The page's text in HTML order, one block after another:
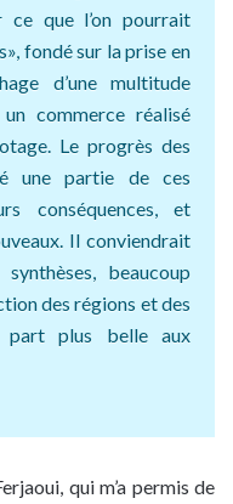
ce que l’on pourrait
fondé sur la prise en
d’une multitude
un commerce réalisé
Le progrès des
une partie de ces
conséquences, et
Il conviendrait
beaucoup
des régions et des
part plus belle aux
qui m’a permis de